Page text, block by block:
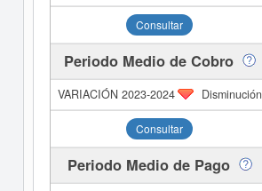
Consultar
Periodo Medio de Cobro
Disminución
Consultar
Periodo Medio de Pago